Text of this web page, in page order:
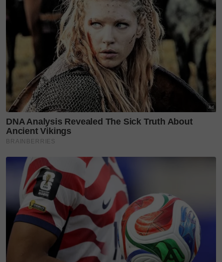
Sepanjang tempoh penggambaran tersebut, pihak
produksi sedaya upaya cuba menonjolkan sisi
keindahan Malaysia untuk dikongsi bersama
penonton luar.
“Boleh dikatakan lebih 40 peratus penggambaran
filem ini disiapkan di Malaysia. Malah selepas
berakhir penggambaran di sini, proses pos produksi
juga bakal diadakan di Malaysia.
"Sepanjang tempoh penggambaran, kedua produksi
cuba ‘mengeksploitasi’ keindahan Malaysia sekali
gus mempromosi pelancongan dan mempamerkan
keindahan Malaysia serta rakyatnya,”
ujarAbdulrahman ketika berkongsi keterujaannya
mengenai projek berkenaan.
Bagi beliau sendiri, penglibatan ini membawa